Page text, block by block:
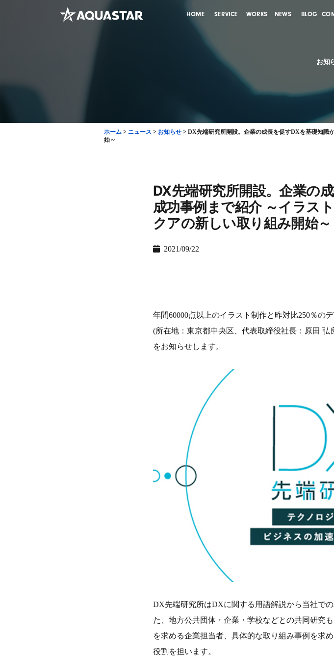
HOME SERVICE WORKS NEWS BLOG
お知
ホーム > ニュース > お知らせ > DX先端研究所開設。企業の成長を促すDXを基礎知識
始～
DX先端研究所開設。企業の
成功事例まで紹介 ～イラス
クアの新しい取り組み開始～
2021/09/22
年間60000点以上のイラスト制作と昨対比250％の
(所在地：東京都中央区、代表取締役社長：原田
をお知らせします。
DX先端研究所はDXに関する用語解説から当社で
た、地方公共団体・企業・学校などとの共同研究
を求める企業担当者、具体的な取り組み事例を求
役割を担います。